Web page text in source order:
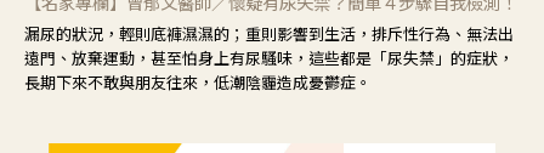
漏尿的狀況，輕則底褲濕濕的；重則影響到生活，排斥性行為、無法出
遠門、放棄運動，甚至怕身上有尿騷味，這些都是「尿失禁」的症狀，
長期下來不敢與朋友往來，低潮陰霾造成憂鬱症。